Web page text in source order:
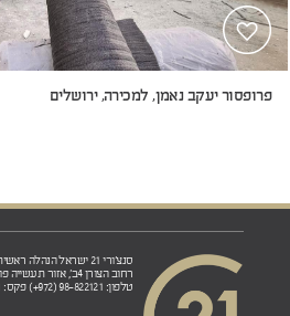
פרופסור יעקב נאמן, למכירה, ירושלים
סנצ'ורי 21 ישראל הנהלה ראשית ובית הספר לנדל"ן:
רחוב הצורן 4ב', אזור תעשייה פולג, ת.ד. 5, נתניה 42100
טלפון: 98-822121 (972+) פקס: 77-7912121 (972+)